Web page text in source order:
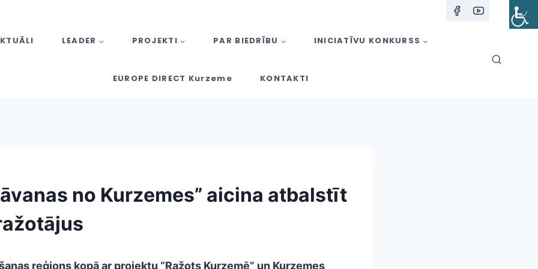
LEADER PROJEKTI PAR BIEDRĪBU INICIATĪVU KONKURSS
EUROPE DIRECT Kurzeme KONTAKTI
no Kurzemes” aicina atbalstīt
reģions kopā ar projektu “Ražots Kurzemē” un Kurzemes